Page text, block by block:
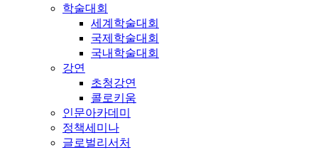
학술대회
세계학술대회
국제학술대회
국내학술대회
강연
초청강연
콜로키움
인문아카데미
정책세미나
글로벌리서처